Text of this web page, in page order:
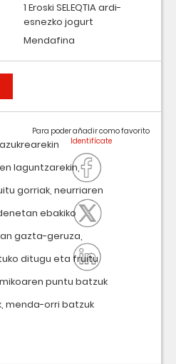
laguntzarekin,
gorriak, neurriaren
ebakiko
gazta-geruza,
ditugu eta fruitu
puntu batzuk
menda-orri batzuk
Para poder añadir como favorito
1 Eroski SELEQTIA ardi-
esnezko jogurt
Mendafina